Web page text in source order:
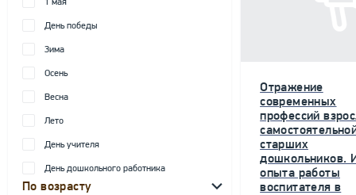
1 мая
День победы
Зима
Осень
Весна
Лето
День учителя
День дошкольного работника
По возрасту
Отражение
современных
профессий
старших
дошкольников.
опыта работы
воспитателя в